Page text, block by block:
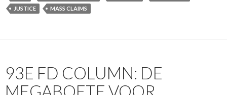
JUSTICE
MASS CLAIMS
93E FD COLUMN: DE
MEGABOETE VOOR